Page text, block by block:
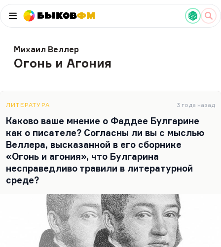
БыковФМ
Михаил Веллер
Огонь и Агония
ЛИТЕРАТУРА 3 года назад
Каково ваше мнение о Фаддее Булгарине
как о писателе? Согласны ли вы с мыслью
Веллера, высказанной в его сборнике
«Огонь и агония», что Булгарина
несправедливо травили в литературной
среде?